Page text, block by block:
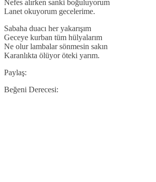
Nefes alırken sanki boğuluyorum
Lanet okuyorum gecelerime.
Sabaha duacı her yakarışım
Geceye kurban tüm hülyalarım
Ne olur lambalar sönmesin sakın
Karanlıkta ölüyor öteki yarım.
Paylaş:
Beğeni Derecesi: